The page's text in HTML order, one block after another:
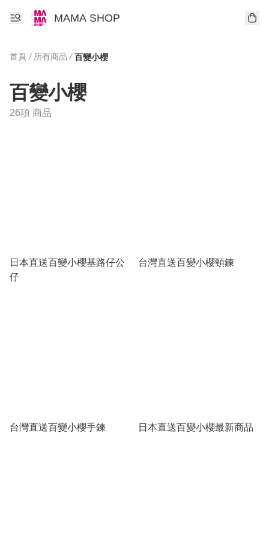
MAMA SHOP
首頁 / 所有商品 / 百變小櫻
百變小櫻
26項 商品
日本直送百變小櫻基路仔公
仔
台灣直送百變小櫻頸鍊
台灣直送百變小櫻手鍊 日本直送百變小櫻最新商品